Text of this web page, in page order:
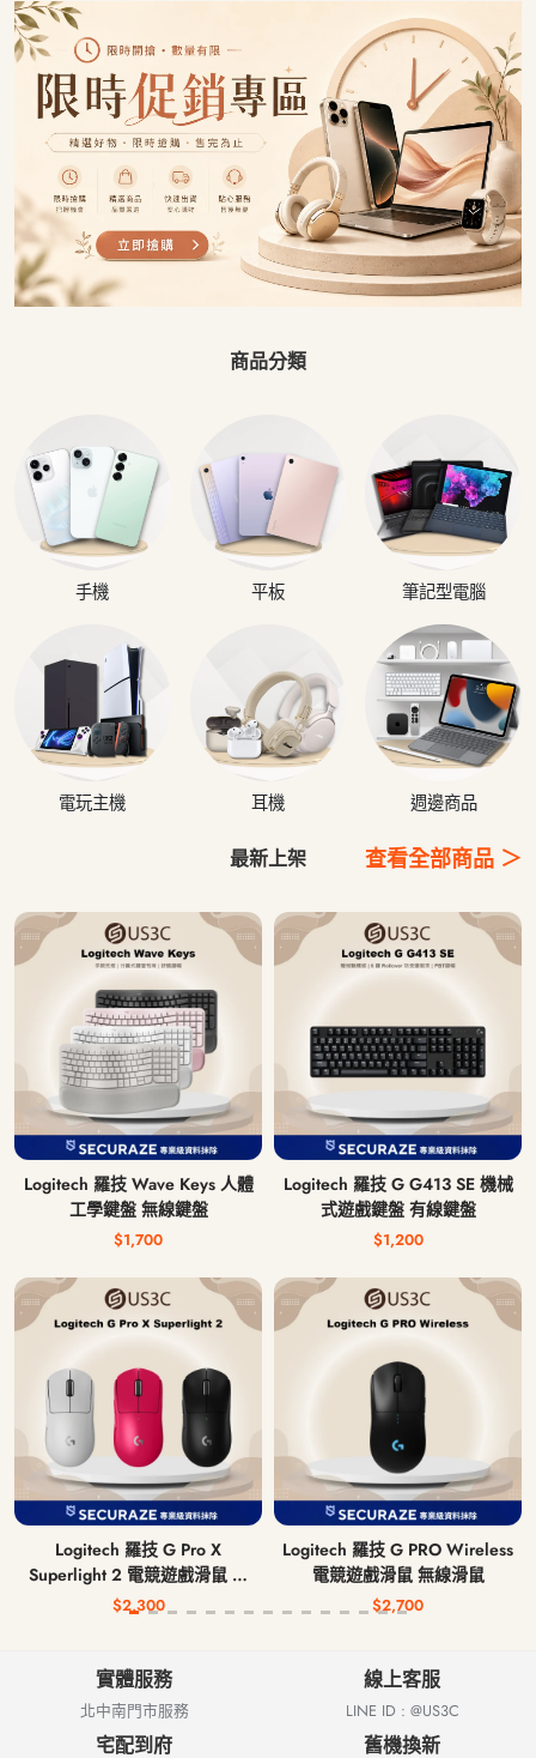
商品分類
手機 平板 筆記型電腦
電玩主機 耳機 週邊商品
最新上架 查看全部商品 ＞
Logitech 羅技 Wave Keys 人體
工學鍵盤 無線鍵盤
$1,700
Logitech 羅技 G G413 SE 機械
式遊戲鍵盤 有線鍵盤
$1,200
Logitech 羅技 G Pro X
Superlight 2 電競遊戲滑鼠 無
線滑鼠
$2,300
Logitech 羅技 G PRO Wireless
電競遊戲滑鼠 無線滑鼠
$2,700
實體服務
北中南門市服務
線上客服
LINE ID : @US3C
宅配到府 舊機換新